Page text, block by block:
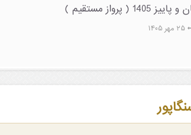
مستقیم )
۲۵ مهر ۱۴۰۵